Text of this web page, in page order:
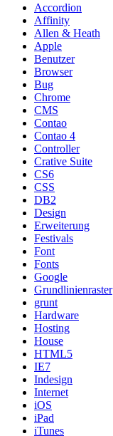
Accordion
Affinity
Allen & Heath
Apple
Benutzer
Browser
Bug
Chrome
CMS
Contao
Contao 4
Controller
Crative Suite
CS6
CSS
DB2
Design
Erweiterung
Festivals
Font
Fonts
Google
Grundlinienraster
grunt
Hardware
Hosting
House
HTML5
IE7
Indesign
Internet
iOS
iPad
iTunes